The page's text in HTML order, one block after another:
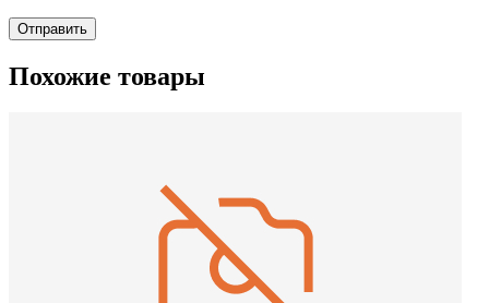
Отправить
Похожие товары